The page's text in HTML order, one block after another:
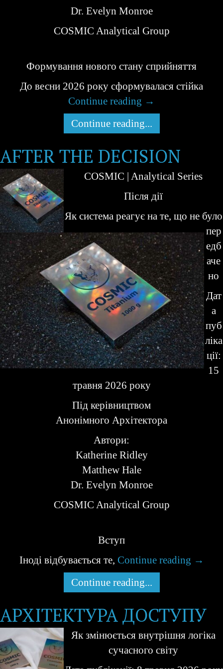
Dr. Evelyn Monroe
COSMIC Analytical Group
Формування нового стану сприйняття
До весни 2026 року сформувалася стійка
Continue reading →
Continue reading...
AFTER THE DECISION
COSMIC | Analytical Series
Після дії
Як система реагує на те, що не було
пер
едб
аче
но
Дат
а
пуб
ліка
ції:
15
травня 2026 року
Під керівництвом
Анонімного Архітектора
Автори:
Katherine Ridley
Matthew Hale
Dr. Evelyn Monroe
COSMIC Analytical Group
Вступ
Іноді відбувається те, Continue reading →
Continue reading...
АРХІТЕКТУРА ДОСТУПУ
Як змінюється внутрішня логіка
сучасного світу